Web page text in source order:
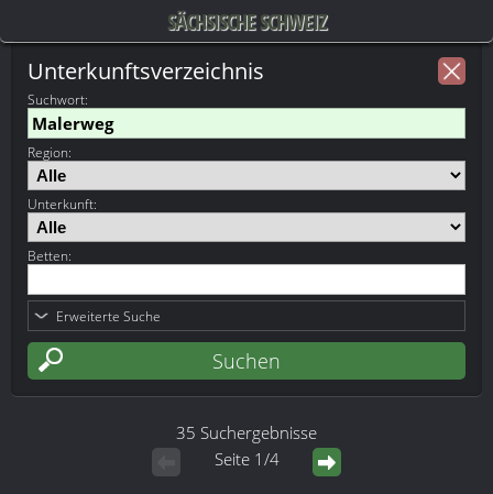
SÄCHSISCHE SCHWEIZ
Unterkunftsverzeichnis
Suchwort:
Region:
Unterkunft:
Betten:
Erweiterte Suche
35 Suchergebnisse
Seite 1/4